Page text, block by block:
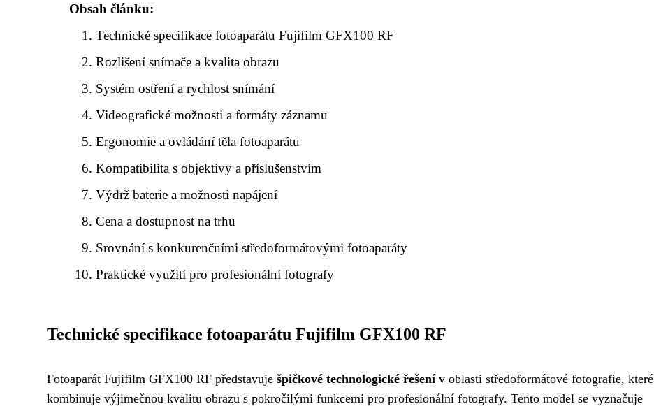
Obsah článku:
Technické specifikace fotoaparátu Fujifilm GFX100 RF
Rozlišení snímače a kvalita obrazu
Systém ostření a rychlost snímání
Videografické možnosti a formáty záznamu
Ergonomie a ovládání těla fotoaparátu
Kompatibilita s objektivy a příslušenstvím
Výdrž baterie a možnosti napájení
Cena a dostupnost na trhu
Srovnání s konkurenčními středoformátovými fotoaparáty
Praktické využití pro profesionální fotografy
Technické specifikace fotoaparátu Fujifilm GFX100 RF
Fotoaparát Fujifilm GFX100 RF představuje špičkové technologické řešenív oblasti středoformátové fotografie, které
kombinuje výjimečnou kvalitu obrazu s pokročilými funkcemi pro profesionální fotografy. Tento model se vyznačuje